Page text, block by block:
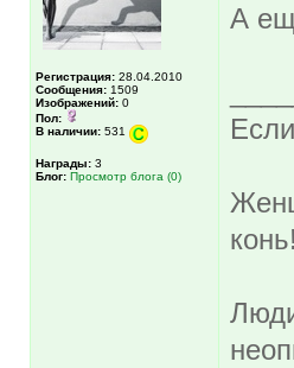
Регистрация: 28.04.2010
Сообщения: 1509
Изображений: 0
Пол:
В наличии: 531
Награды: 3
Блог: Просмотр блога (0)
А
конь!